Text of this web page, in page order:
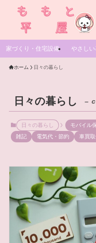
家づくり・住宅設備 やさし
ホーム 日々の暮らし
日々の暮らし –
日々の暮らし モバイル
雑記
電気代・節約 車買